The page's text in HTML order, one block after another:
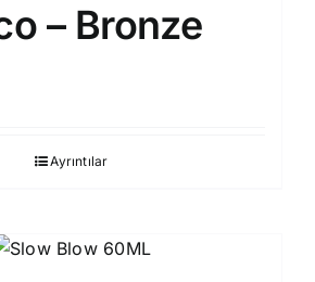
– Bronze
Ayrıntılar